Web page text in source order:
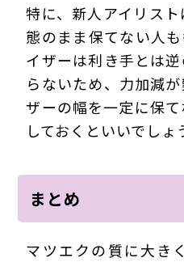
特に、新人アイリス
態のまま保てない人
イザーは利き手とは
らないため、力加減
ザーの幅を一定に保
しておくといいでしょ
まとめ
マツエクの質に大き